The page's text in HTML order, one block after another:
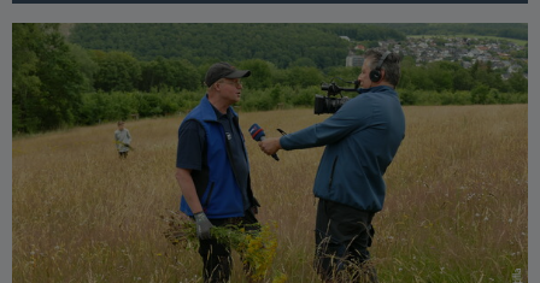
Foto: Jasmin Mantilla
Fernsehbeitrag zur Rupfaktion Jakobskreuzkraut